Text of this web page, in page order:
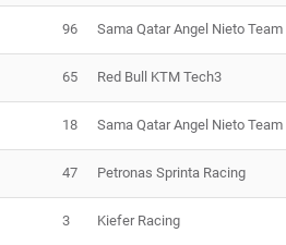
96 Sama Qatar Angel Nieto Team
65 Red Bull KTM Tech3
18 Sama Qatar Angel Nieto Team
47 Petronas Sprinta Racing
3 Kiefer Racing